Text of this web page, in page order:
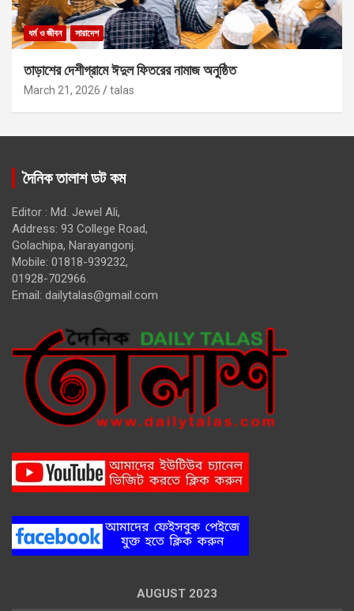
ধর্ম ও জীবন সারাদেশ
তাড়াশের দেশীগ্রামে ঈদুল ফিতরের নামাজ অনুষ্ঠিত
March 21, 2026 talas
দৈনিক তালাশ ডট কম
Editor : Md. Jewel Ali,
Address: 93 College Road,
Golachipa, Narayangonj.
Mobile: 01818-939232,
01928-702966.
Email: dailytalas@gmail.com
AUGUST 2023